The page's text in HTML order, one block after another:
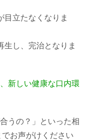
目立たなくなりま
生し、完治となりま
新しい健康な口内環
うの？」といった相
お声がけください